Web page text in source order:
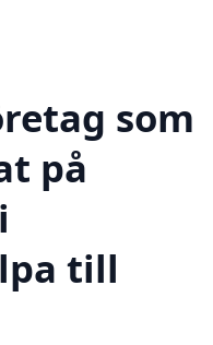
som
på
till